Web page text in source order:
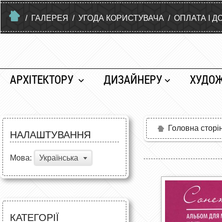
/ ГАЛЕРЕЯ / УГОДА КОРИСТУВАЧА / ОПЛАТА І
АРХІТЕКТОРУ ДИЗАЙНЕРУ
НАЛАШТУВАННЯ
Мова: Українська
КАТЕГОРІЇ
Головна